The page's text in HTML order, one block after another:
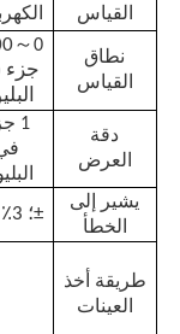
عداد جزيئات
مستشعر المادة
جهاز مراقبة
نظام مراقبة
القياس
نطاق
القياس
0
～
جزء
دقة
العرض
1
يشير إلى
الخطأ
±؛ 3٪ F.S.
طريقة أخذ
العينات